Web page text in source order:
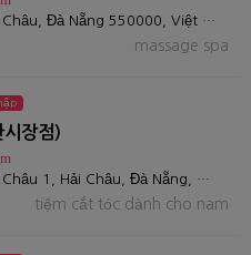
94 Trần Phú, Hải Châu, Đà Nẵng 550000, Việt Nam
massage spa
장점)
94 Trần Phú, Hải Châu 1, Hải Châu, Đà Nẵng, Việt Nam
tiệm cắt tóc dành cho nam